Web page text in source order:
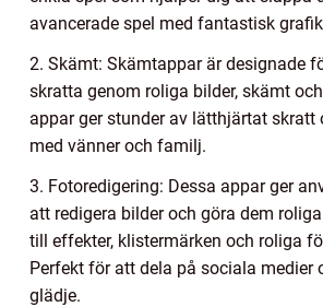
avancerade spel med fantastisk
2. Skämt: Skämtappar är designade
skratta genom roliga bilder, skämt
appar ger stunder av lätthjärtat skratt
med vänner och familj.
3. Fotoredigering: Dessa appar ger
att redigera bilder och göra dem
till effekter, klistermärken och roliga
Perfekt för att dela på sociala medier
glädje.